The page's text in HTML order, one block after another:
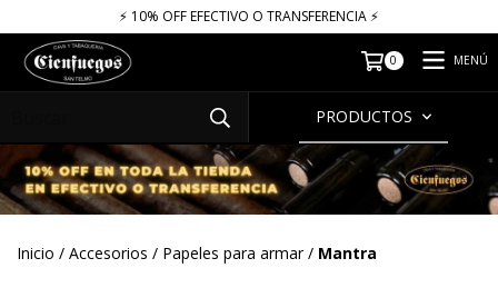
⚡​​​ 10% OFF EFECTIVO O TRANSFERENCIA ⚡​
0 MENÚ
PRODUCTOS
Inicio / Accesorios / Papeles para armar / Mantra